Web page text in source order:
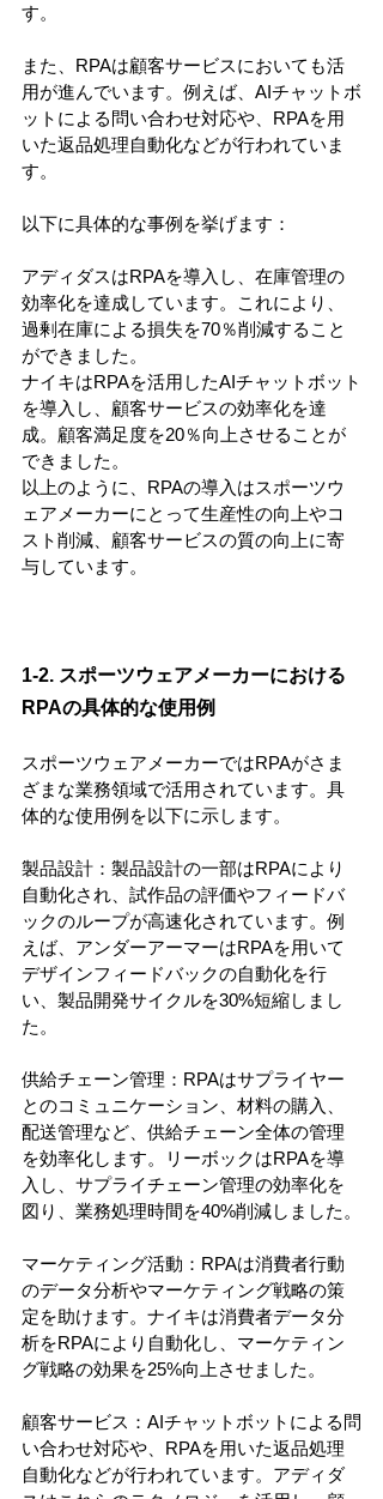
す。
また、RPAは顧客サービスにおいても活
用が進んでいます。例えば、AIチャットボ
ットによる問い合わせ対応や、RPAを用
いた返品処理自動化などが行われていま
す。
以下に具体的な事例を挙げます：
アディダスはRPAを導入し、在庫管理の
効率化を達成しています。これにより、
過剰在庫による損失を70％削減すること
ができました。
ナイキはRPAを活用したAIチャットボット
を導入し、顧客サービスの効率化を達
成。顧客満足度を20％向上させることが
できました。
以上のように、RPAの導入はスポーツウ
ェアメーカーにとって生産性の向上やコ
スト削減、顧客サービスの質の向上に寄
与しています。
1-2. スポーツウェアメーカーにおける
RPAの具体的な使用例
スポーツウェアメーカーではRPAがさま
ざまな業務領域で活用されています。具
体的な使用例を以下に示します。
製品設計：製品設計の一部はRPAにより
自動化され、試作品の評価やフィードバ
ックのループが高速化されています。例
えば、アンダーアーマーはRPAを用いて
デザインフィードバックの自動化を行
い、製品開発サイクルを30%短縮しまし
た。
供給チェーン管理：RPAはサプライヤー
とのコミュニケーション、材料の購入、
配送管理など、供給チェーン全体の管理
を効率化します。リーボックはRPAを導
入し、サプライチェーン管理の効率化を
図り、業務処理時間を40%削減しました。
マーケティング活動：RPAは消費者行動
のデータ分析やマーケティング戦略の策
定を助けます。ナイキは消費者データ分
析をRPAにより自動化し、マーケティン
グ戦略の効果を25%向上させました。
顧客サービス：AIチャットボットによる問
い合わせ対応や、RPAを用いた返品処理
自動化などが行われています。アディダ